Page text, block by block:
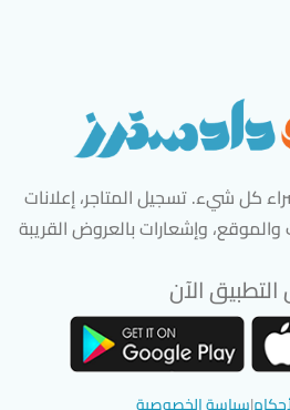
كل شيء. تسجيل المتاجر، إعلانات
وإشعارات بالعروض القريبة
الآن